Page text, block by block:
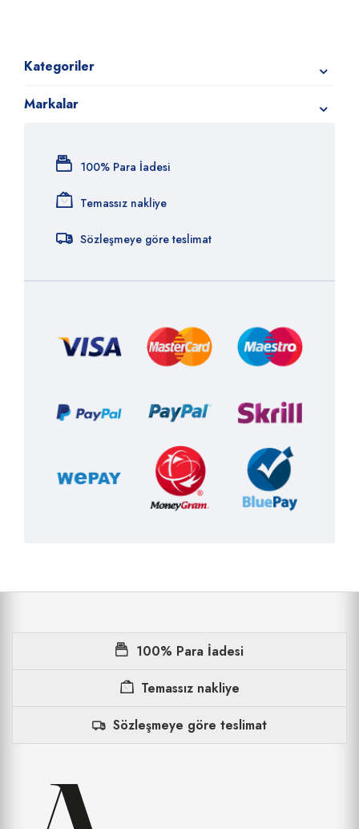
Kategoriler
Markalar
100% Para İadesi
Temassız nakliye
Sözleşmeye göre teslimat
100% Para İadesi
Temassız nakliye
Sözleşmeye göre teslimat